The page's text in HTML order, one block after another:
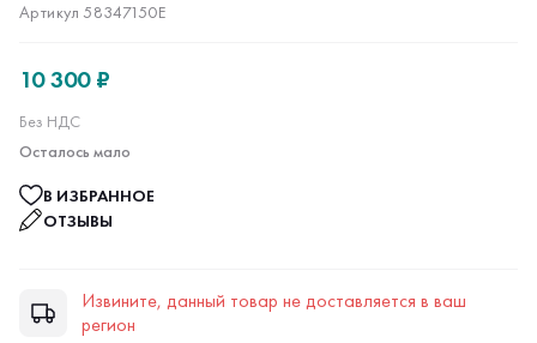
Артикул 58347150E
10 300 ₽
Без НДС
Осталось мало
В ИЗБРАННОЕ
ОТЗЫВЫ
Извините, данный товар не доставляется в ваш
регион